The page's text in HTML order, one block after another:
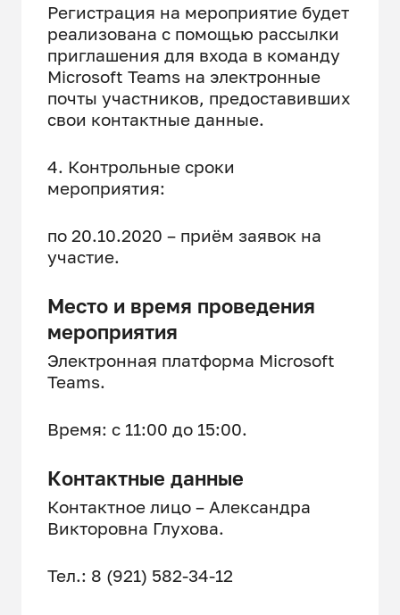
Регистрация на мероприятие будет
реализована с помощью рассылки
приглашения для входа в команду
Microsoft Teams на электронные
почты участников, предоставивших
свои контактные данные.
4. Контрольные сроки
мероприятия:
по 20.10.2020 – приём заявок на
участие.
Место и время проведения
мероприятия
Электронная платформа Microsoft
Teams.
Время: с 11:00 до 15:00.
Контактные данные
Контактное лицо – Александра
Викторовна Глухова.
Тел.: 8 (921) 582-34-12